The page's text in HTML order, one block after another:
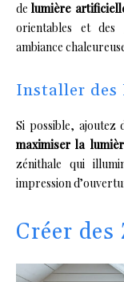
delumière
orientables et des
ambiance
Installer des
Si possible, ajoutez
maximiser la
zénithale qui
impression
Créer des